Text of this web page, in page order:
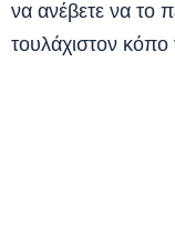
να ανέβετε να το
τουλάχιστον κόπο